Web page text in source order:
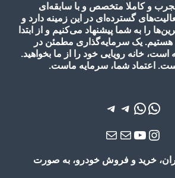
و کاملا متخصص و با سابقه‌ای
گسترده‌ای در این زمینه دارد و
را به شما پیشنهاد می‌کنیم و از ابتدا
هستیم. یک سرمایه‌گذاری مطمئن در
است، خانه رویایی خود را از ما بخواهید.
اعتماد شما، سرمایه ماست.
واتس‌اپ
واتس‌اپ
تلگرامتلگرام
اینستاگرم
یوتیوب
ایمیلایمیل
خرید و فروش خودرو، به صورت